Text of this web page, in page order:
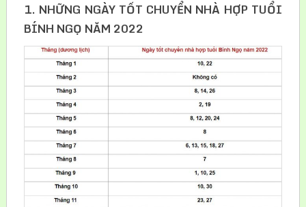
1. NHỮNG NGÀY TỐT CHUYỂN NHÀ HỢP TUỔI
BÍNH NGỌ NĂM 2022